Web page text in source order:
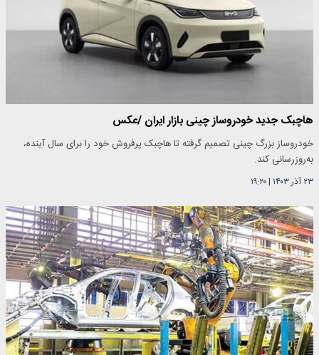
هاچبک جدید خودروساز چینی بازار ایران /عکس
خودروساز بزرگ چینی تصمیم گرفته تا هاچبک پرفروش خود را برای سال آینده،
به‌روزرسانی کند.
۲۳ آذر ۱۴۰۳ |۱۹:۲۰